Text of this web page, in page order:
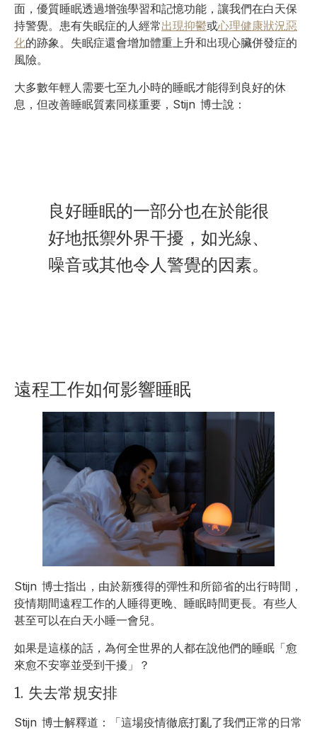
面，優質睡眠透過增強學習和記憶功能，讓我們在白天保
持警覺。患有失眠症的人經常出現抑鬱或心理健康狀況惡
化的跡象。失眠症還會增加體重上升和出現心臟併發症的
風險。
大多數年輕人需要七至九小時的睡眠才能得到良好的休
息，但改善睡眠質素同樣重要，Stijn 博士說：
良好睡眠的一部分也在於能很
好地抵禦外界干擾，如光線、
噪音或其他令人警覺的因素。
遠程工作如何影響睡眠
Stijn 博士指出，由於新獲得的彈性和所節省的出行時間，
疫情期間遠程工作的人睡得更晚、睡眠時間更長。有些人
甚至可以在白天小睡一會兒。
如果是這樣的話，為何全世界的人都在說他們的睡眠「愈
來愈不安寧並受到干擾」？
1. 失去常規安排
Stijn 博士解釋道：「這場疫情徹底打亂了我們正常的日常